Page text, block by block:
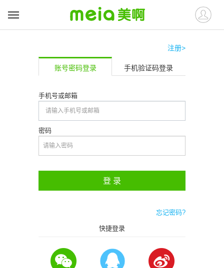
注册>
账号密码登录 手机验证码登录
手机号或邮箱
密码
登 录
快捷登录
忘记密码?